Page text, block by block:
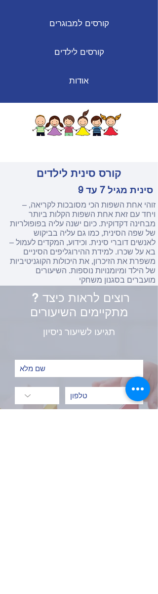
קורסים למבוגרים
קורסים לילדים
אודות
קורס סינית לילדים
סינית מגיל 7 עד 9
– זוהי אחת השפות הכי מסובכות לקריאה,
ויחד עם זאת אחת השפות הקלות ביותר
מבחינה דקדוקית. כיום ישנה עליה בפופולריות
של שפה הסינית, כמו גם עליה בביקוש
לאנשים דוברי סינית. וכידוע, המקדים לעמול –
בא על שכרו. למידת ההירוגליפים הסיניים
משפרת את הזיכרון, את היכולות הקוגניטיביות
של הילד ומיומנויות נוספות. השיעורים
מועברים בסגנון משחקי
הלימודים הם פעם בשבוע 60 דקות
? רוצים לראות כיצד
מתקיימים השיעורים
תגיעו לשיעור ניסיון